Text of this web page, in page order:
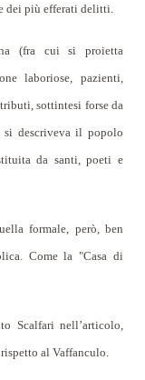
dei più efferati delitti.
(fra cui si proietta
laboriose, pazienti,
sottintesi forse da
si descriveva il popolo
da santi, poeti e
formale, però, ben
Come la "Casa di
Scalfari nell’articolo,
al Vaffanculo.